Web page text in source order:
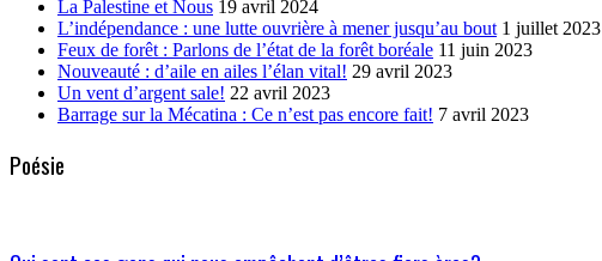
La Palestine et Nous 19 avril 2024
L’indépendance : une lutte ouvrière à mener jusqu’au bout 1 juillet 2023
Feux de forêt : Parlons de l’état de la forêt boréale 11 juin 2023
Nouveauté : d’aile en ailes l’élan vital! 29 avril 2023
Un vent d’argent sale! 22 avril 2023
Barrage sur la Mécatina : Ce n’est pas encore fait! 7 avril 2023
Poésie